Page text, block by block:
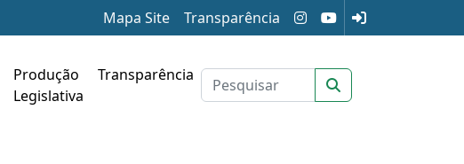
Mapa Site Transparência
Produção
Legislativa
Transparência